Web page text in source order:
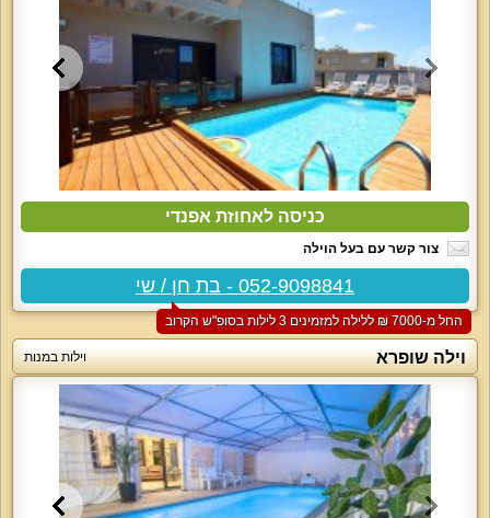
כניסה לאחוזת אפנדי
צור קשר עם בעל הוילה
052-9098841 - בת חן / שי
החל מ-‏7000 ₪ ללילה למזמינים 3 לילות בסופ"ש הקרוב
וילה שופרא וילות במנות